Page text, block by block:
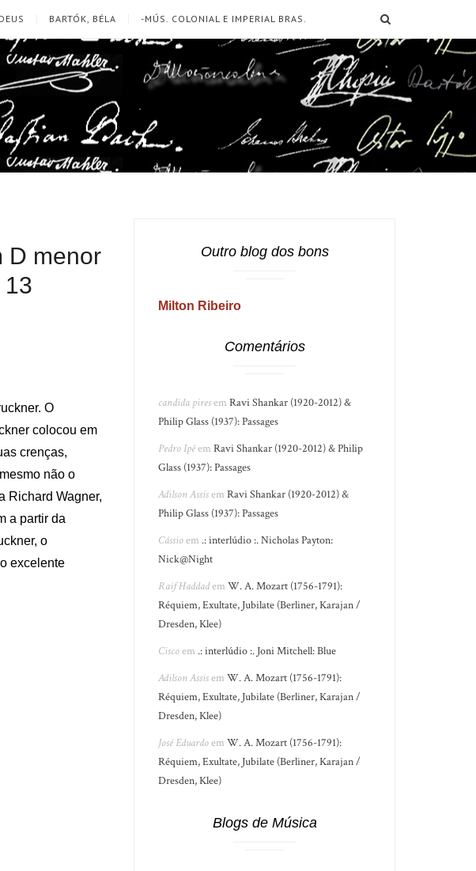
BARTÓK, BÉLA -MÚS. COLONIAL E IMPERIAL BRAS.
D menor
13
O
colocou em
crenças,
não o
Richard Wagner,
a partir da
o
excelente
Outro blog dos bons
Milton Ribeiro
Comentários
candida piresemRavi Shankar (1920-2012) &
Philip Glass (1937): Passages
Pedro IpêemRavi Shankar (1920-2012) & Philip
Glass (1937): Passages
Adilson AssisemRavi Shankar (1920-2012) &
Philip Glass (1937): Passages
Cássioem .: interlúdio :. Nicholas Payton:
Nick@Night
Raif HaddademW. A. Mozart (1756-1791):
Réquiem, Exultate, Jubilate (Berliner, Karajan /
Dresden, Klee)
Ciscoem .: interlúdio :. Joni Mitchell: Blue
Adilson AssisemW. A. Mozart (1756-1791):
Réquiem, Exultate, Jubilate (Berliner, Karajan /
Dresden, Klee)
José EduardoemW. A. Mozart (1756-1791):
Réquiem, Exultate, Jubilate (Berliner, Karajan /
Dresden, Klee)
Blogs de Música